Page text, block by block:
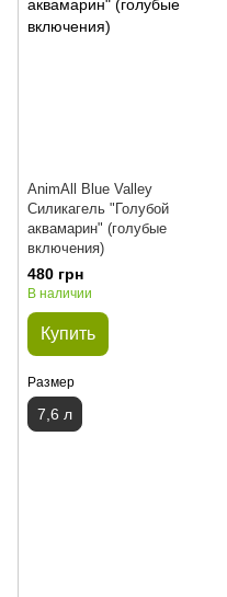
AnimAll Blue Valley
Силикагель "Голубой
аквамарин" (голубые
включения)
480 грн
В наличии
Купить
Размер
7,6 л